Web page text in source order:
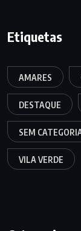
Etiquetas
AMARES
DESTAQUE
SEM
VILA VERDE